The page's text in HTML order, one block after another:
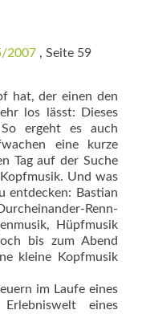
2007 , Seite 59
hat, der einen den
los lässt: Dieses
ergeht es auch
eine kurze
Tag auf der Suche
Und was
entdecken: Bastian
Renn-
Hüpfmusik
bis zum Abend
kleine Kopfmusik
im Laufe eines
eines